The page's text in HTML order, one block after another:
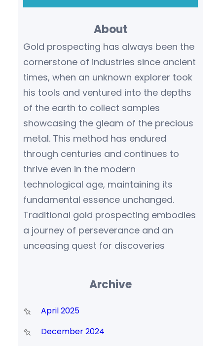
h
About
Gold prospecting has always been the
cornerstone of industries since ancient
times, when an unknown explorer took
his tools and ventured into the depths
of the earth to collect samples
showcasing the gleam of the precious
metal. This method has endured
through centuries and continues to
thrive even in the modern
technological age, maintaining its
fundamental essence unchanged.
Traditional gold prospecting embodies
a journey of perseverance and an
unceasing quest for discoveries
Archive
April 2025
December 2024